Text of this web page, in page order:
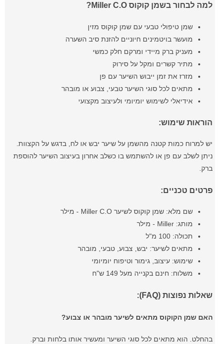
למה לבחור בשמן קוקוס Miller C.O?
שמן טיפולי טבעי עם שמן קוקוס מזין
מועשר בויטמינים חיוניים להזנת סיב השערה
מעניק ברק מיידי ומרקם חלק כמשי
מתיר קשרים ומקל על סירוק
מזרז את זמן ייבוש השיער עם פן
מתאים לכל סוגי השיער טבעי, צבוע או מובהר
אידיאלי לשימוש יומיומי ולעיצוב מקצועי
הוראות שימוש:
יש למרוח כמות קטנה מהשמן על שיער יבש או לח, בדגש על הקצוות.
ניתן לשלב עם פן או להשתמש בו כשלב אחרון בעיצוב השיער להוספת
ברק.
פרטים טכניים:
שם מלא: שמן קוקוס לשיער Miller C.O - מילר
מותג: Miller - מילר
תכולה: 100 מ"ל
מתאים לשיער: יבש, צבוע, טבעי, מובהר
שימוש: עיצוב, גימור וטיפוח יומיומי
משלוח: חינם בקנייה מעל 149 ש"ח
שאלות נפוצות (FAQ):
האם שמן הקוקוס מתאים לשיער מובהר או צבוע?
בהחלט. הוא מתאים לכל סוגי השיער ומעשיר אותו בלחות וברק.